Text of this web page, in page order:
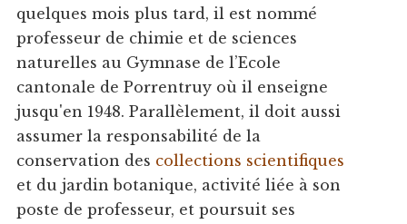
quelques mois plus tard, il est nommé
professeur de chimie et de sciences
naturelles au Gymnase de l’Ecole
cantonale de Porrentruy où il enseigne
jusqu'en 1948. Parallèlement, il doit aussi
assumer la responsabilité de la
conservation des collections scientifiques
et du jardin botanique, activité liée à son
poste de professeur, et poursuit ses